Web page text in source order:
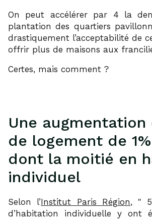
On peut accélérer par 4 la
plantation des quartiers
drastiquement l’acceptabilité de
offrir plus de maisons aux
Certes, mais comment ?
Une augmentation
de logement de
dont la moitié en
individuel
Selon l’Institut Paris Région,
d’habitation individuelle y ont